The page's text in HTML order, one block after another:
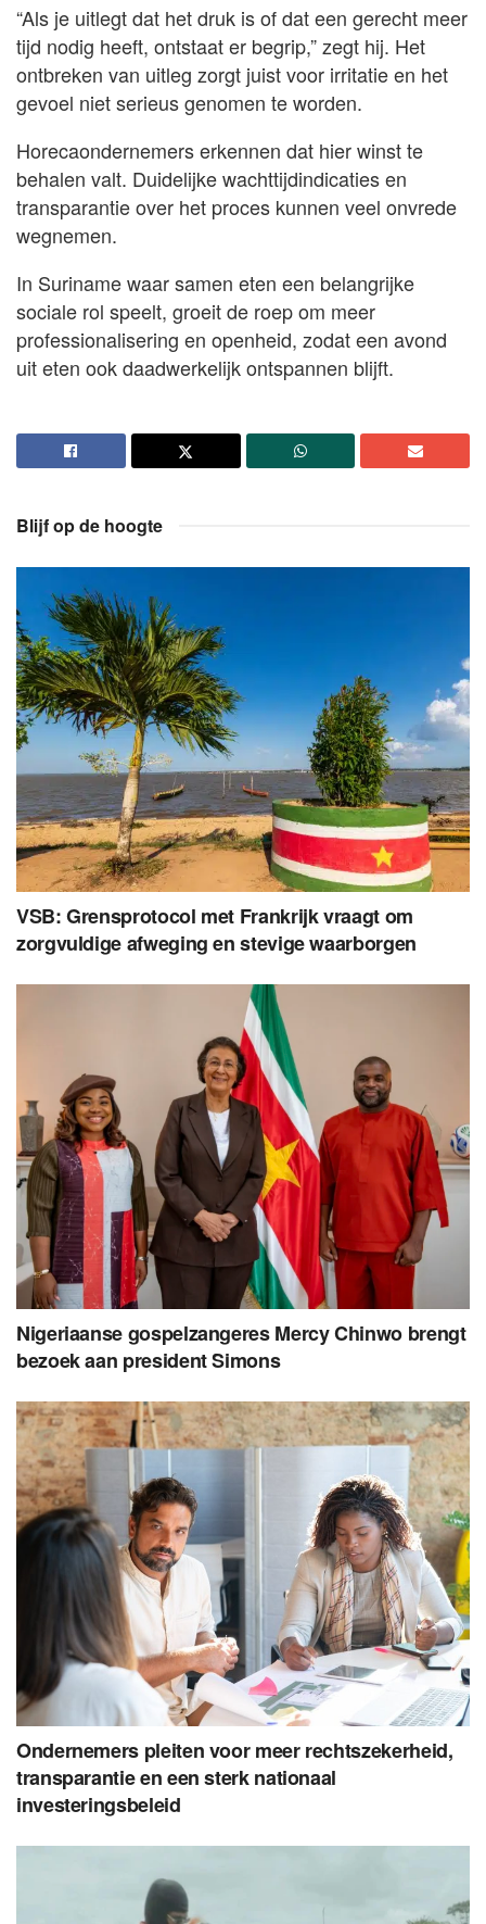
“Als je uitlegt dat het druk is of dat een gerecht meer
tijd nodig heeft, ontstaat er begrip,” zegt hij. Het
ontbreken van uitleg zorgt juist voor irritatie en het
gevoel niet serieus genomen te worden.
Horecaondernemers erkennen dat hier winst te
behalen valt. Duidelijke wachttijdindicaties en
transparantie over het proces kunnen veel onvrede
wegnemen.
In Suriname waar samen eten een belangrijke
sociale rol speelt, groeit de roep om meer
professionalisering en openheid, zodat een avond
uit eten ook daadwerkelijk ontspannen blijft.
Blijf op de hoogte
VSB: Grensprotocol met Frankrijk vraagt om
zorgvuldige afweging en stevige waarborgen
Nigeriaanse gospelzangeres Mercy Chinwo brengt
bezoek aan president Simons
Ondernemers pleiten voor meer rechtszekerheid,
transparantie en een sterk nationaal
investeringsbeleid